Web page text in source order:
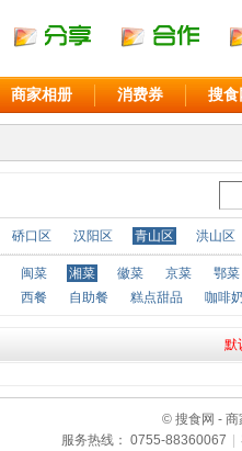
商家相册 消费券 搜食
硚口区 汉阳区 青山区 洪山区
闽菜 湘菜 徽菜 京菜 鄂菜
西餐 自助餐 糕点甜品 咖啡
默
© 搜食网 - 商
服务热线： 0755-88360067